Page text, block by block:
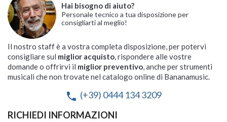
Hai bisogno di aiuto?
Personale tecnico a tua disposizione per
consigliarti al meglio!
Il nostro staff è a vostra completa disposizione, per potervi
consigliare sul miglior acquisto, rispondere alle vostre
domande o offrirvi il miglior preventivo, anche per strumenti
musicali che non trovate nel catalogo online di Bananamusic.
phone (+39) 0444 134 3209
RICHIEDI INFORMAZIONI